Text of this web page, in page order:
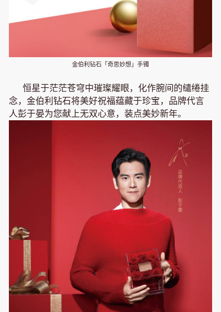
金伯利钻石「奇思妙想」手镯
恒星于茫茫苍穹中璀璨耀眼，化作腕间的缱绻挂
念，金伯利钻石将美好祝福蕴藏于珍宝，品牌代言
人彭于晏为您献上无双心意，装点美妙新年。